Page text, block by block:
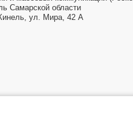
Самарской области
ул. Мира, 42 А